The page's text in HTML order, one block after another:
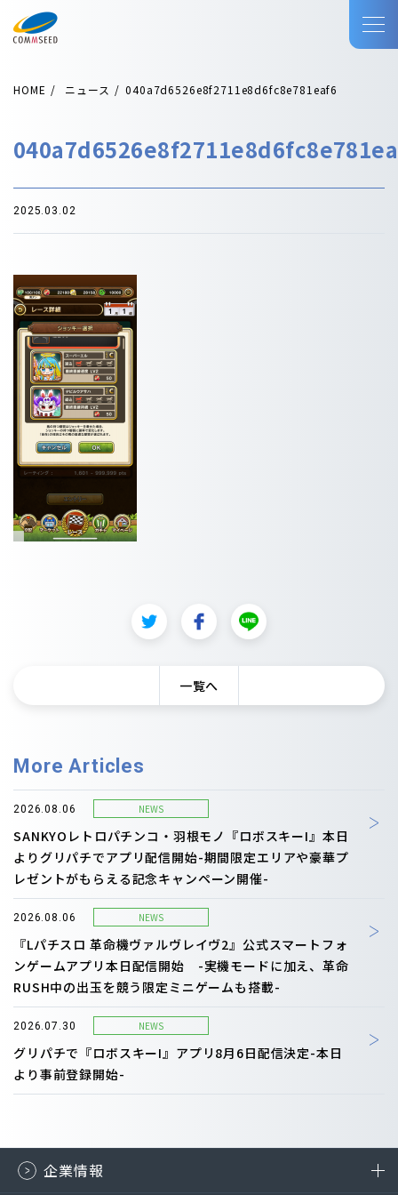
HOME ニュース 040a7d6526e8f2711e8d6fc8e781eaf6
2025.03.02
一覧へ
More Articles
2026.08.06 NEWS
SANKYOレトロパチンコ・羽根モノ『ロボスキーI』本日
よりグリパチでアプリ配信開始-期間限定エリアや豪華プ
レゼントがもらえる記念キャンペーン開催-
2026.08.06 NEWS
『Lパチスロ 革命機ヴァルヴレイヴ2』公式スマートフォ
ンゲームアプリ本日配信開始 -実機モードに加え、革命
RUSH中の出玉を競う限定ミニゲームも搭載-
2026.07.30 NEWS
グリパチで『ロボスキーI』アプリ8月6日配信決定-本日
より事前登録開始-
企業情報